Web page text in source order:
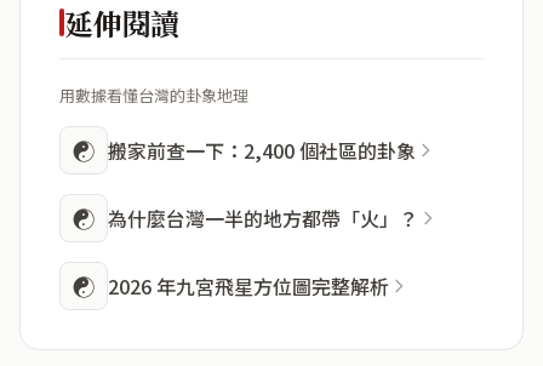
延伸閱讀
用數據看懂台灣的卦象地理
☯ 搬家前查一下：2,400 個社區的卦象
☯ 為什麼台灣一半的地方都帶「火」？
☯ 2026 年九宮飛星方位圖完整解析